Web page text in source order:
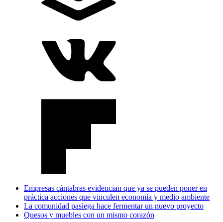
Empresas cántabras evidencian que ya se pueden poner en
práctica acciones que vinculen economía y medio ambiente
La comunidad pasiega hace fermentar un nuevo proyecto
Quesos y muebles con un mismo corazón